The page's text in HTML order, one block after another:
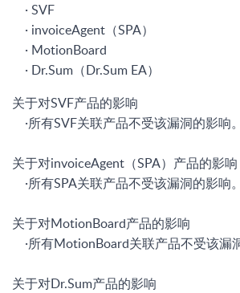
· SVF
· invoiceAgent（SPA）
· MotionBoard
· Dr.Sum（Dr.Sum EA）
关于对SVF产品的影响
·所有SVF关联产品不受该漏洞的影响。
关于对invoiceAgent（SPA）产品的影响
·所有SPA关联产品不受该漏洞的影响。
关于对MotionBoard产品的影响
·所有MotionBoard关联产品不受该漏
关于对Dr.Sum产品的影响